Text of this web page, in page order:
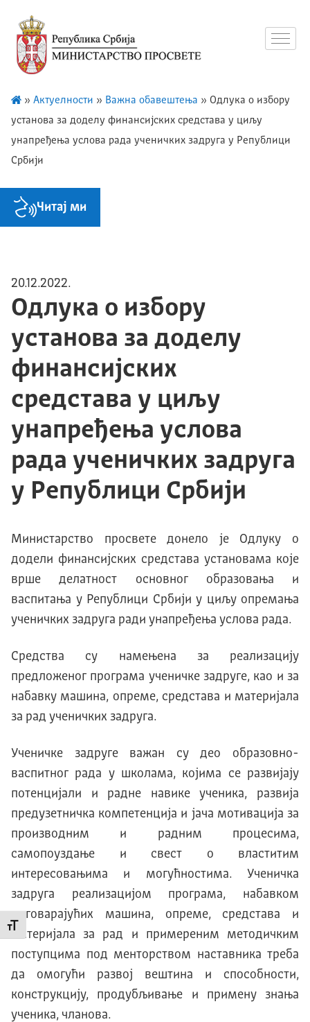
Промени величину слова
» Актуелности » Важна обавештења » Одлукa о избору
установа за доделу финансијских средстава у циљу
унапређења услова рада ученичких задруга у Републици
Србији
Читај ми
20.12.2022.
Одлукa о избору
установа за доделу
финансијских
средстава у циљу
унапређења услова
рада ученичких задруга
у Републици Србији
Министарство просвете донело је Одлуку о
додели финансијских средстава установама које
врше делатност основног образовања и
васпитања у Републици Србији у циљу опремања
ученичких задруга ради унапређења услова рада.
Средства су намењена за реализацију
предложеног програма ученичке задруге, као и за
набавку машина, опреме, средстава и материјала
за рад ученичких задруга.
Ученичке задруге важан су део образовно-
васпитног рада у школама, којима се развијају
потенцијали и радне навике ученика, развија
предузетничка компетенција и јача мотивација за
производним и радним процесима,
самопоуздање и свест о властитим
интересовањима и могућностима. Ученичка
задруга реализацијом програма, набавком
одговарајућих машина, опреме, средстава и
материјала за рад и примереним методичким
поступцима под менторством наставника треба
да омогући развој вештина и способности,
конструкцију, продубљивање и примену знања
ученика, чланова.